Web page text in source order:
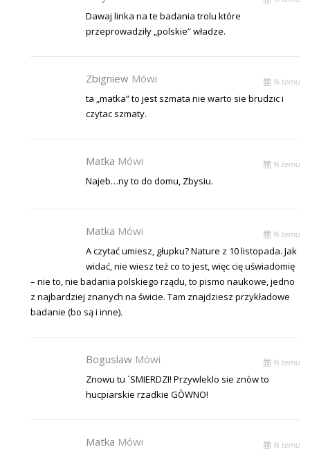
Dawaj linka na te badania trolu które
przeprowadziły „polskie” władze.
Zbigniew Mówi % temu
ta „matka” to jest szmata nie warto sie brudzic i
czytac szmaty.
Matka Mówi % temu
Najeb…ny to do domu, Zbysiu.
Matka Mówi % temu
A czytać umiesz, głupku? Nature z 10 listopada. Jak
widać, nie wiesz też co to jest, więc cię uświadomię
– nie to, nie badania polskiego rządu, to pismo naukowe, jedno
z najbardziej znanych na świcie. Tam znajdziesz przykładowe
badanie (bo są i inne).
Boguslaw Mówi % temu
Znowu tu `SMIERDZI! Przywleklo sie znòw to
hucpiarskie rzadkie GÒWNO!
Matka Mówi % temu